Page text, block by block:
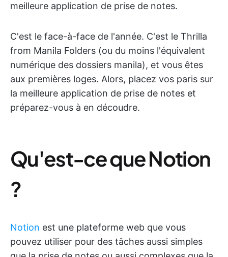
meilleure application de prise de notes.
C'est le face-à-face de l'année. C'est le Thrilla
from Manila Folders (ou du moins l'équivalent
numérique des dossiers manila), et vous êtes
aux premières loges. Alors, placez vos paris sur
la meilleure application de prise de notes et
préparez-vous à en découdre.
Qu'est-ce que Notion
?
Notion est une plateforme web que vous
pouvez utiliser pour des tâches aussi simples